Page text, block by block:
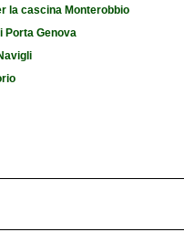
la cascina Monterobbio
Porta Genova